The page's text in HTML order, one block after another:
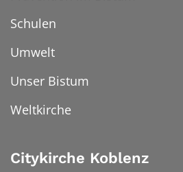
Schulen
Umwelt
Unser Bistum
Weltkirche
Citykirche Koblenz